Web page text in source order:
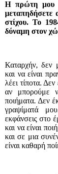
Η πρώτη μου
μεταπηδήσετε
στίχου. Το
δύναμη στον
Καταρχήν, δεν
και να είναι
λέει τίποτα.
αν μπορούμε
ποιήματα. Δεν
γραψίματά
εκφάνσεις στο
και να είναι
και σε μια
είναι καθαρή